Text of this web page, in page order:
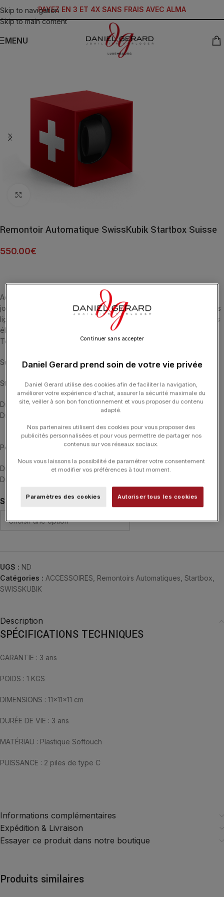
Skip to navigation
Skip to main content
PAYEZ EN 3 ET 4X SANS FRAIS AVEC ALMA
MENU
Remontoir Automatique SwissKubik Startbox Suisse
550.00€
Acidulés, sobres, pop ou fun, les écrins de la gamme Startbox
jouent sur la fraîcheur des couleurs et sur la modernité épurée des
lignes. Simplifiés à l’extrême, ces remontoirs sont le concentré des
éléments essentiels de notre savoir-faire. Leur revêtement Soft
Touch, leur confère une douceur incroyable au toucher.
Support de montre inclus :
Standard
Diamètre maximum du bracelet : 19,5 cm
Diamètre minimum du bracelet : 16cm
Petit
Diamètre maximum du bracelet : 16,3 cm
Diamètre minimum du bracelet : 14,3 cm
SUPPORT DE MONTRE
UGS : ND
Catégories : ACCESSOIRES Remontoirs Automatiques Startbox
SWISSKUBIK
Description
SPÉCIFICATIONS TECHNIQUES
GARANTIE : 3 ans
POIDS : 1 KGS
DIMENSIONS : 11x11x11 cm
DURÉE DE VIE : 3 ans
MATÉRIAU : Plastique Softouch
PUISSANCE : 2 piles de type C
Informations complémentaires
Expédition & Livraison
Essayer ce produit dans notre boutique
Produits similaires
Daniel Gerard prend soin de votre vie privée
Daniel Gerard utilise des cookies afin de faciliter la navigation,
améliorer votre expérience d'achat, assurer la sécurité maximale du
site, veiller à son bon fonctionnement et vous proposer du contenu
adapté.
Nos partenaires utilisent des cookies pour vous proposer des
publicités personnalisées et pour vous permettre de partager nos
contenus sur vos réseaux sociaux.
Nous vous laissons la possibilité de paramétrer votre consentement
et modifier vos préférences à tout moment.
Paramètres des cookies Autoriser tous les cookies
Continuer sans accepter